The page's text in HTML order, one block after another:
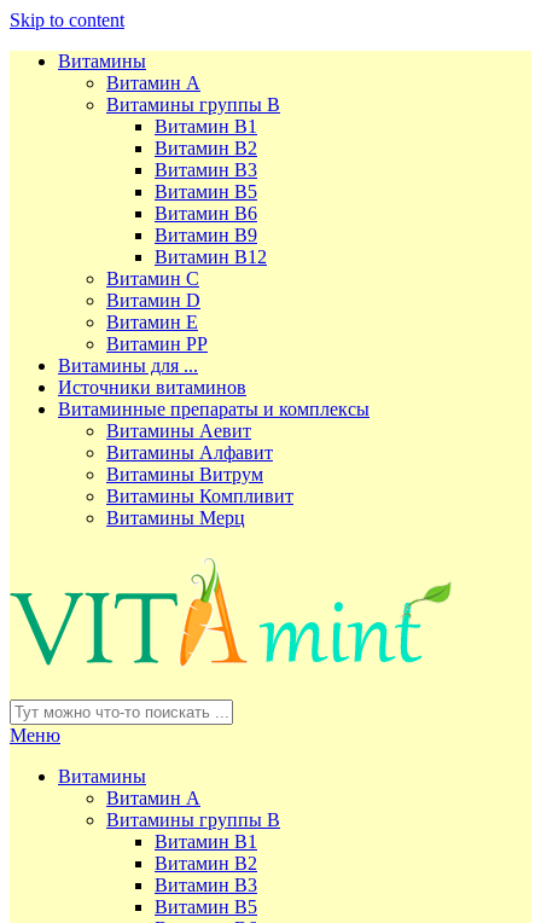
Skip to content
Витамины
Витамин А
Витамины группы В
Витамин В1
Витамин В2
Витамин В3
Витамин В5
Витамин В6
Витамин В9
Витамин В12
Витамин С
Витамин D
Витамин Е
Витамин РР
Витамины для ...
Источники витаминов
Витаминные препараты и комплексы
Витамины Аевит
Витамины Алфавит
Витамины Витрум
Витамины Компливит
Витамины Мерц
Меню
Витамины
Витамин А
Витамины группы В
Витамин В1
Витамин В2
Витамин В3
Витамин В5